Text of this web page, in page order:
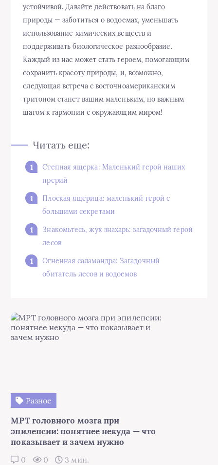
устойчивой. Давайте действовать на благо
природы — заботиться о водоемах, уменьшать
использование химических веществ и
поддерживать биологическое разнообразие.
Каждый из нас может стать героем, помогающим
сохранить красоту природы, и, возможно,
следующая встреча с восточноамериканским
тритоном станет вашим маленьким, но важным
шагом к гармонии с окружающим миром!
Читать еще:
Степная ящерка: Маленький герой наших
прерий
Плоская ящерица: маленький герой с
большими секретами
Знакомьтесь, жук знахарь: загадочный герой
лесов
Огненная саламандра: Загадочный
обитатель лесов и водоемов
Разное
МРТ головного мозга при
эпилепсии: понятнее некуда — что
показывает и зачем нужно
0 0 3 мин.